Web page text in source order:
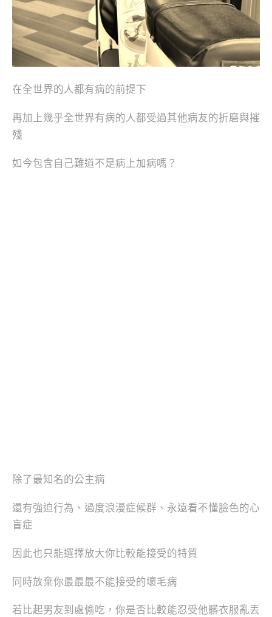
在全世界的人都有病的前提下
再加上幾乎全世界有病的人都受過其他病友的折磨與摧
殘
如今包含自己難道不是病上加病嗎？
除了最知名的公主病
還有強迫行為、過度浪漫症候群、永遠看不懂臉色的心
盲症
因此也只能選擇放大你比較能接受的特質
同時放棄你最最最不能接受的壞毛病
若比起男友到處偷吃，你是否比較能忍受他髒衣服亂丟